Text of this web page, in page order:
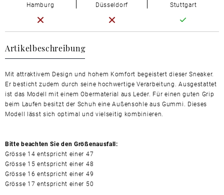
Artikelbeschreibung
Mit attraktivem Design und hohem Komfort begeistert dieser Sneaker.
Er besticht zudem durch seine hochwertige Verarbeitung. Ausgestattet
ist das Modell mit einem Obermaterial aus Leder. Für einen guten Grip
beim Laufen besitzt der Schuh eine Außensohle aus Gummi. Dieses
Modell lässt sich optimal und vielseitig kombinieren.
Bitte beachten Sie den Größenausfall:
Grösse 14 entspricht einer 47
Grösse 15 entspricht einer 48
Grösse 16 entspricht einer 49
Grösse 17 entspricht einer 50
Hamburg Düsseldorf Stuttgart